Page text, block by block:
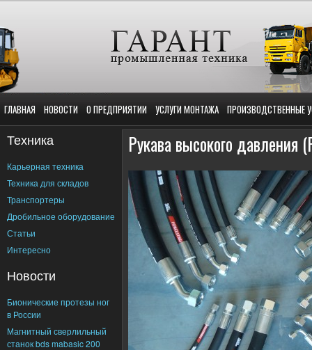
ГЛАВНАЯ НОВОСТИ О ПРЕДПРИЯТИИ УСЛУГИ МОНТАЖА ПРОИЗВОДСТВЕННЫЕ
Техника
Карьерная техника
Техника для складов
Транспортеры
Дробильное оборудование
Статьи
Интересно
Новости
Бионические протезы ног
в России
Магнитный сверлильный
станок bds mabasic 200
Рукава высокого